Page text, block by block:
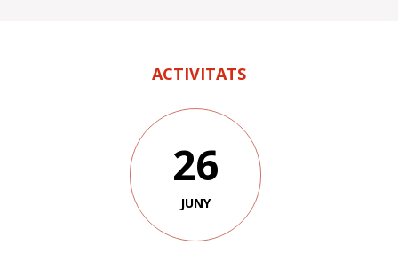
ACTIVITATS
26
JUNY